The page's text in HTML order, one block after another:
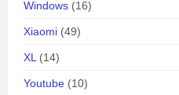
Windows (16)
Xiaomi (49)
XL(14)
Youtube (10)